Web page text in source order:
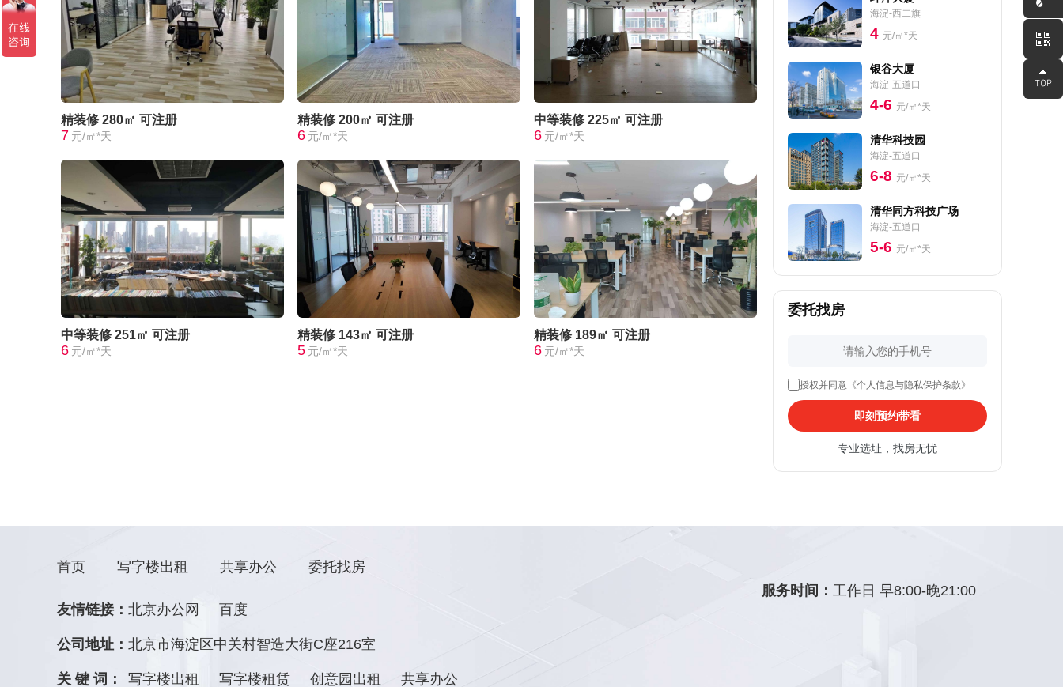
精装修 280㎡ 可注册
7 元/㎡*天
精装修 200㎡ 可注册
6 元/㎡*天
中等装修 225㎡ 可注册
6 元/㎡*天
中等装修 251㎡ 可注册
6 元/㎡*天
精装修 143㎡ 可注册
5 元/㎡*天
精装修 189㎡ 可注册
6 元/㎡*天
海淀-西二旗
4 元/㎡*天
银谷大厦
海淀-五道口
4-6 元/㎡*天
清华科技园
海淀-五道口
6-8 元/㎡*天
清华同方科技广场
海淀-五道口
5-6 元/㎡*天
委托找房
授权并同意《个人信息与隐私保护条款》
即刻预约带看
专业选址，找房无忧
首页 写字楼出租 共享办公 委托找房
友情链接： 北京办公网 百度
公司地址： 北京市海淀区中关村智造大街C座216室
关 键 词： 写字楼出租 写字楼租赁 创意园出租 共享办公
服务时间：工作日 早8:00-晚21:00